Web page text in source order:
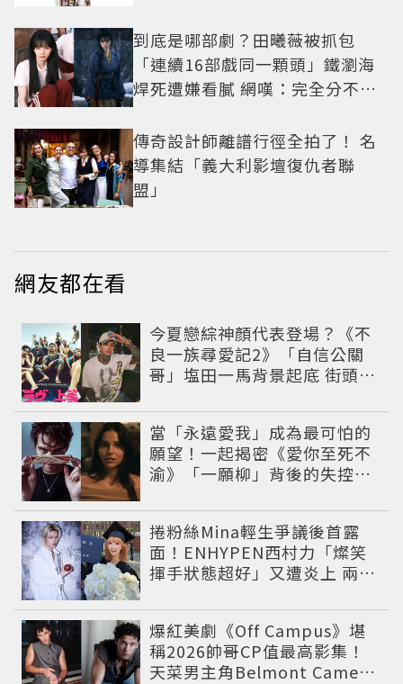
到底是哪部劇？田曦薇被抓包
「連續16部戲同一顆頭」鐵瀏海
焊死遭嫌看膩 網嘆：完全分不出
傳奇設計師離譜行徑全拍了！ 名
導集結「義大利影壇復仇者聯
盟」
網友都在看
今夏戀綜神顏代表登場？《不
良一族尋愛記2》「自信公關
哥」塩田一馬背景起底 街頭辣
當「永遠愛我」成為最可怕的
願望！一起揭密《愛你至死不
渝》「一願柳」背後的失控愛
捲粉絲Mina輕生爭議後首露
面！ENHYPEN西村力「燦笑
揮手狀態超好」又遭炎上 兩派
爆紅美劇《Off Campus》堪
稱2026帥哥CP值最高影集！
天菜男主角Belmont Cameli